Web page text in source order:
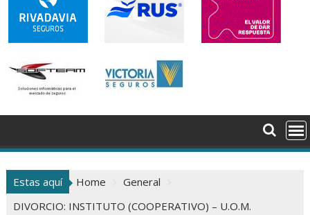
Estas aquí Home
General
DIVORCIO: INSTITUTO (COOPERATIVO) – U.O.M.